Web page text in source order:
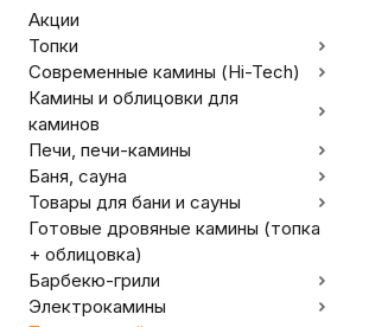
Акции
Топки
Современные камины (Hi-Tech)
Камины и облицовки для
каминов
Печи, печи-камины
Баня, сауна
Товары для бани и сауны
Готовые дровяные камины (топка
+ облицовка)
Барбекю-грили
Электрокамины